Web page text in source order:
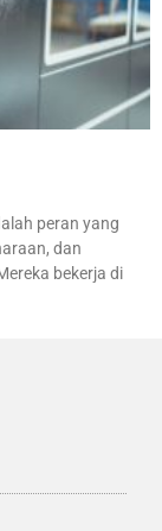
peran yang
dan
bekerja di